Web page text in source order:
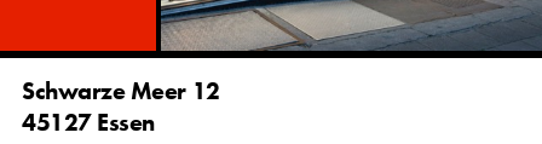
Schwarze Meer 12
45127 Essen